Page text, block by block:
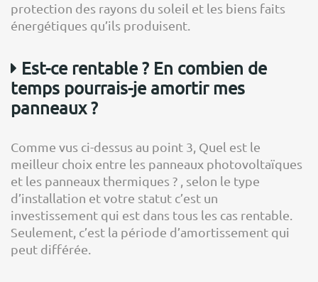
protection des rayons du soleil et les biens faits
énergétiques qu’ils produisent.
Est-ce rentable ? En combien de
temps pourrais-je amortir mes
panneaux ?
Comme vus ci-dessus au point 3, Quel est le
meilleur choix entre les panneaux photovoltaïques
et les panneaux thermiques ? , selon le type
d’installation et votre statut c’est un
investissement qui est dans tous les cas rentable.
Seulement, c’est la période d’amortissement qui
peut différée.